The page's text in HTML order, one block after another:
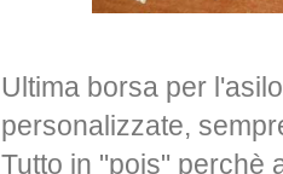
Ultima borsa per
personalizzate,
Tutto in "pois" perchè